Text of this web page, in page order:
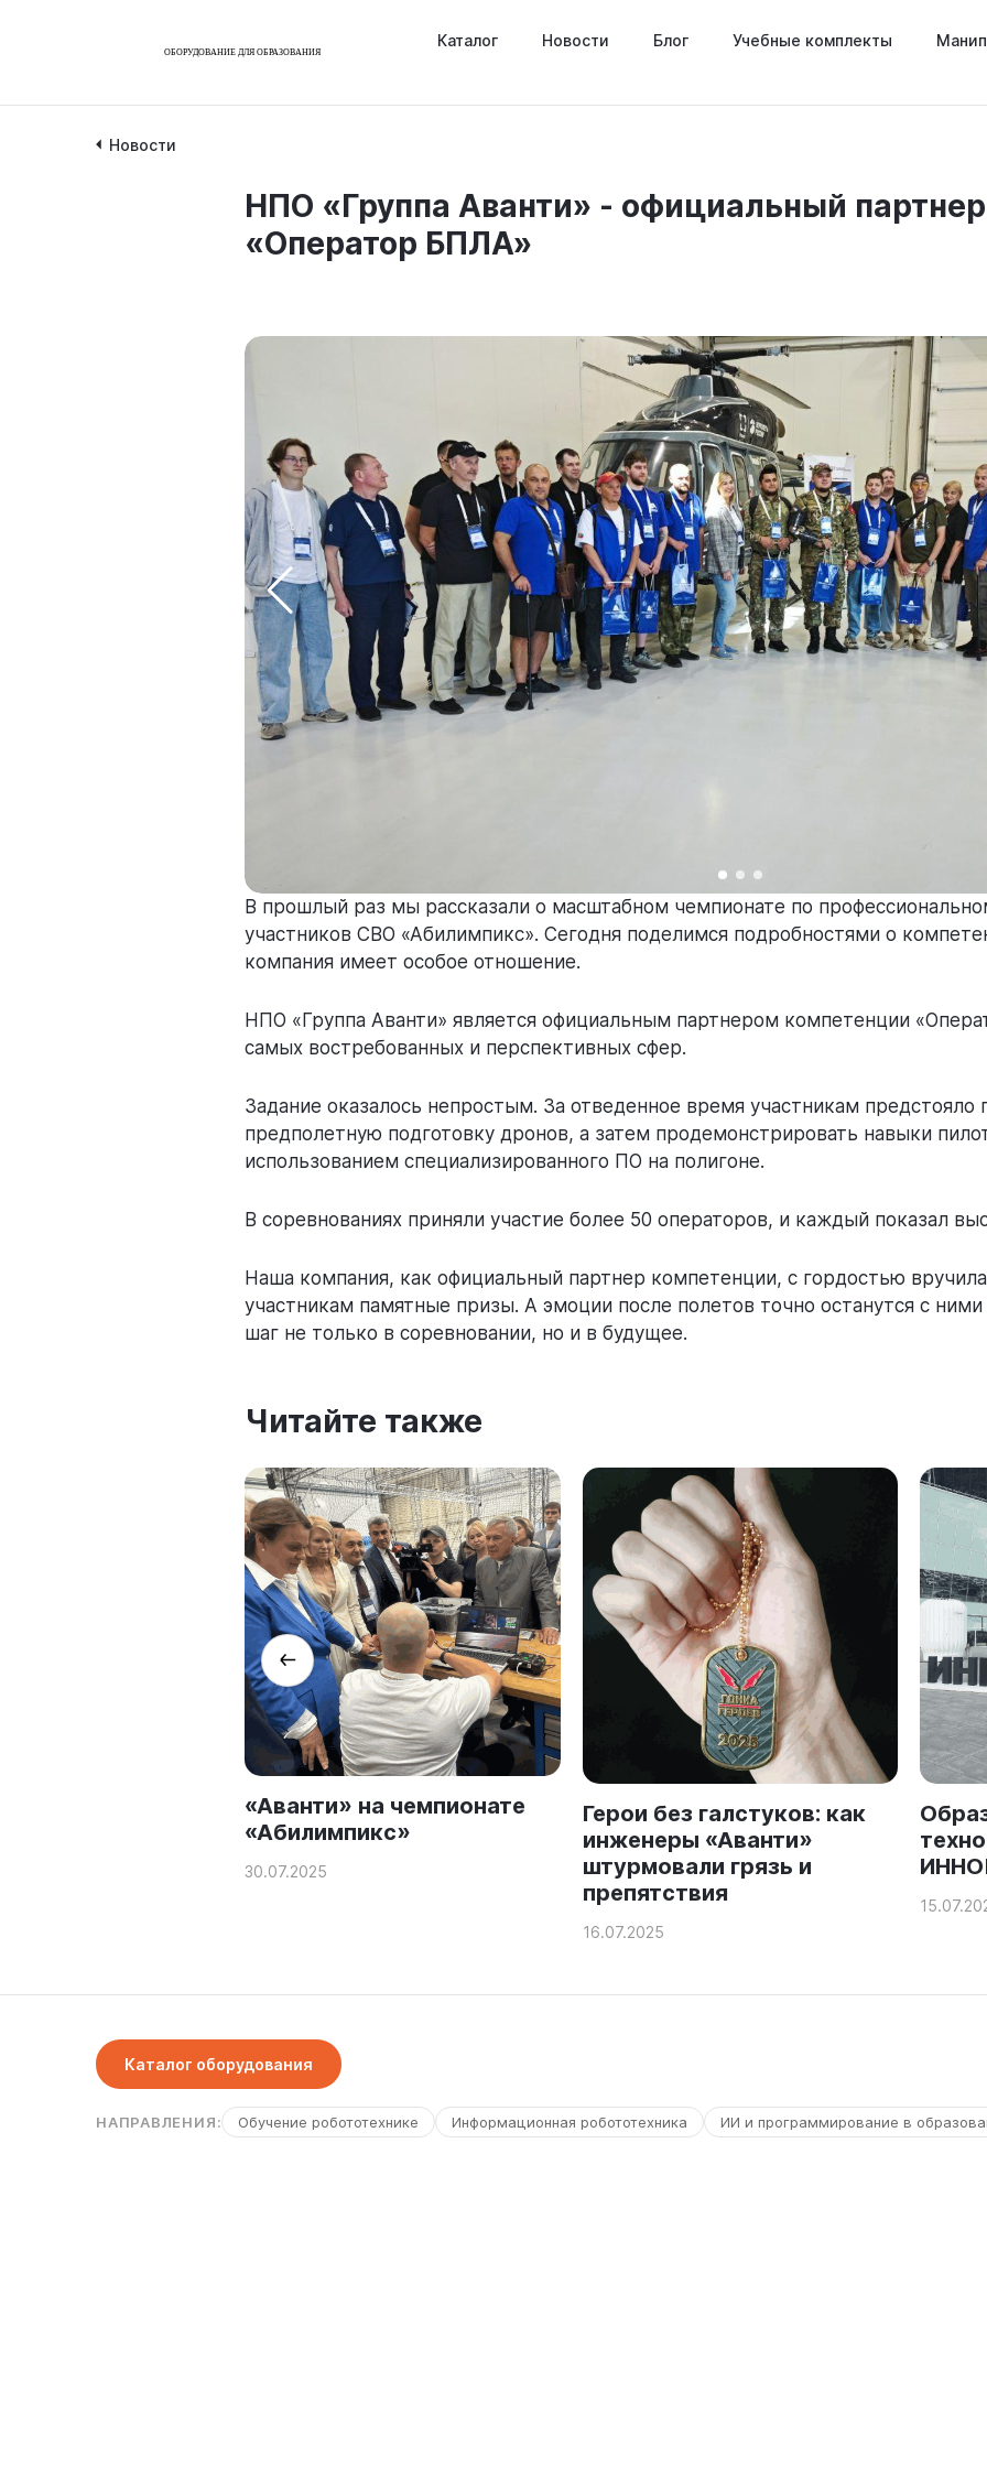
Каталог Новости Блог Учебные комплекты
Новости
НПО «Группа Аванти» - официальный
«Оператор БПЛА»
В прошлый раз мы рассказали о масштабном чемпионате по
участников СВО «Абилимпикс». Сегодня поделимся подробностями о
компания имеет особое отношение.
НПО «Группа Аванти» является официальным партнером компетенции
самых востребованных и перспективных сфер.
Задание оказалось непростым. За отведенное время участникам предстояло
предполетную подготовку дронов, а затем продемонстрировать навыки
использованием специализированного ПО на полигоне.
В соревнованиях приняли участие более 50 операторов, и каждый показал
Наша компания, как официальный партнер компетенции, с гордостью
участникам памятные призы. А эмоции после полетов точно останутся с
шаг не только в соревновании, но и в будущее.
Читайте также
«Аванти» на чемпионате
«Абилимпикс»
30.07.2025
Герои без галстуков: как
инженеры «Аванти»
штурмовали грязь и
препятствия
16.07.2025
Каталог оборудования
НАПРАВЛЕНИЯ: Обучение робототехнике Информационная робототехника ИИ и программирование в